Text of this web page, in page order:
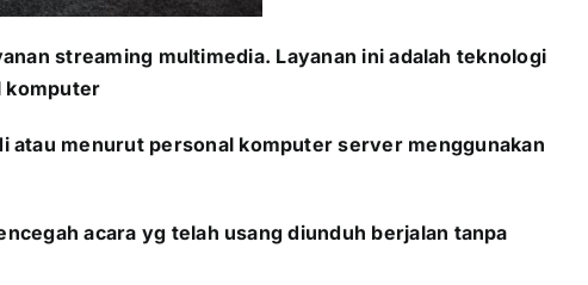
streaming multimedia. Layanan ini adalah teknologi
komputer
atau menurut personal komputer server menggunakan
acara yg telah usang diunduh berjalan tanpa